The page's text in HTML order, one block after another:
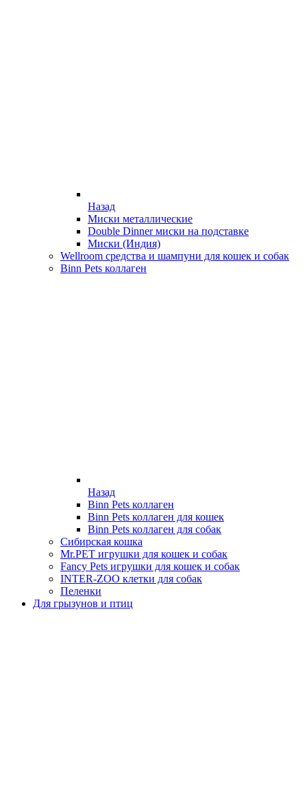
Назад
Миски металлические
Double Dinner миски на подставке
Миски (Индия)
Wellroom средства и шампуни для кошек и собак
Binn Pets коллаген
Назад
Binn Pets коллаген
Binn Pets коллаген для кошек
Binn Pets коллаген для собак
Сибирская кошка
Mr.PET игрушки для кошек и собак
Fancy Pets игрушки для кошек и собак
INTER-ZOO клетки для собак
Пеленки
Для грызунов и птиц